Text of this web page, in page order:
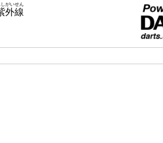
外線
がいせん